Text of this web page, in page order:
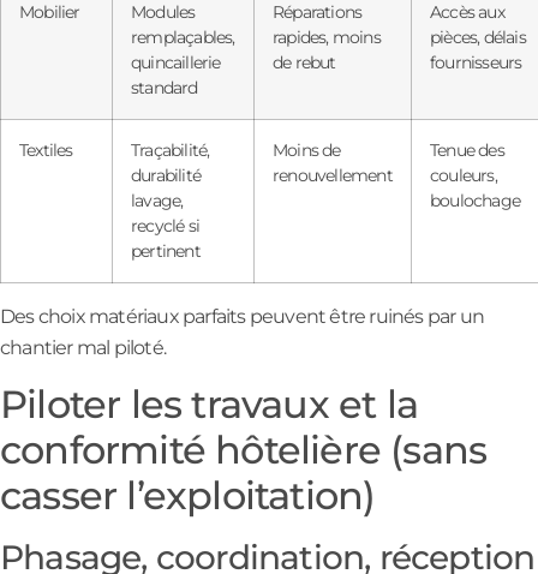
Mobilier
Modules
remplaçables,
quincaillerie
standard
Réparations
rapides, moins
de rebut
Accès aux
pièces, délais
fournisseurs
Textiles
Traçabilité,
durabilité
lavage,
recyclé si
pertinent
Moins de
renouvellement
Tenue des
couleurs,
boulochage
Des choix matériaux parfaits peuvent être ruinés par un
chantier mal piloté.
Piloter les travaux et la
conformité hôtelière (sans
casser l’exploitation)
Phasage, coordination, réception